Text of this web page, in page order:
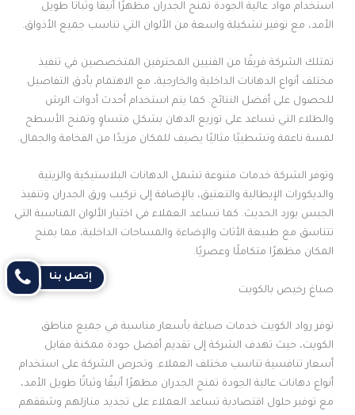
استخدام مواد عالية الجودة تمنح الجدران مظهرًا أنيقًا وثباتًا طويل
الأمد، مع توفير تشكيلة واسعة من الألوان التي تناسب جميع الأذواق.
تمتلك الشركة فريقًا من الفنيين المحترفين المتخصصين في تنفيذ
مختلف أنواع الدهانات الداخلية والخارجية، مع الاهتمام بأدق التفاصيل
للحصول على أفضل النتائج. كما يتم استخدام أحدث أدوات الرش
والطلاء التي تساعد على توزيع الدهان بشكل متساوٍ وتمنح الأسطح
لمسة ناعمة وتشطيبًا مثاليًا يضيف للمكان مزيدًا من الفخامة والجمال.
وتوفر الشركة خدمات متنوعة تشمل الدهانات البلاستيكية والزيتية
والديكورات الإيطالية والتعتيق، بالإضافة إلى تركيب ورق الجدران وتنفيذ
الجبس بورد الحديث. كما تساعد العملاء في اختيار الألوان المناسبة التي
تتناسق مع طبيعة الأثاث والإضاءة والمساحات الداخلية، مما يمنح
المكان مظهرًا متكاملًا وعصريًا.
صباغ رخيص بالكويت
توفر رواد الكويت خدمات صباغة بأسعار مناسبة في جميع مناطق
الكويت، حيث تهدف الشركة إلى تقديم أفضل جودة ممكنة مقابل
أسعار تنافسية تناسب مختلف العملاء. وتحرص الشركة على استخدام
أنواع دهانات عالية الجودة تمنح الجدران مظهرًا أنيقًا وثباتًا طويل الأمد،
مع توفير حلول اقتصادية تساعد العملاء على تجديد منازلهم وشققهم
إتصل بنا